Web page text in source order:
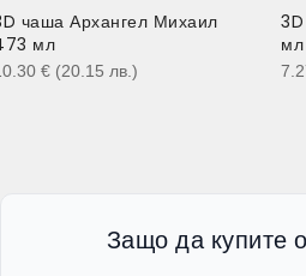
чаша Архангел Михаил
мл
€ (20.15 лв.)
мл
Защо да купите